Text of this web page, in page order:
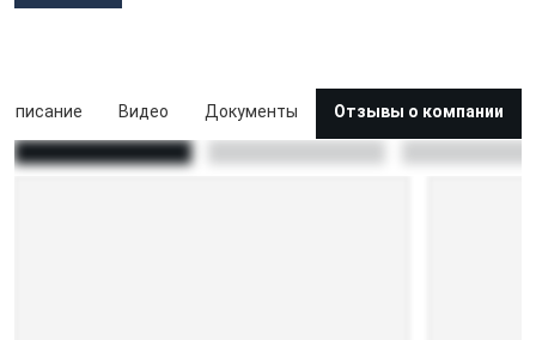
Описание Видео Документы Отзывы о компании